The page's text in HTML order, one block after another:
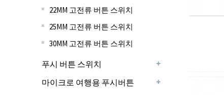
22MM 고전류 버튼 스위치
25MM 고전류 버튼 스위치
30MM 고전류 버튼 스위치
푸시 버튼 스위치
마이크로 여행용 푸시버튼